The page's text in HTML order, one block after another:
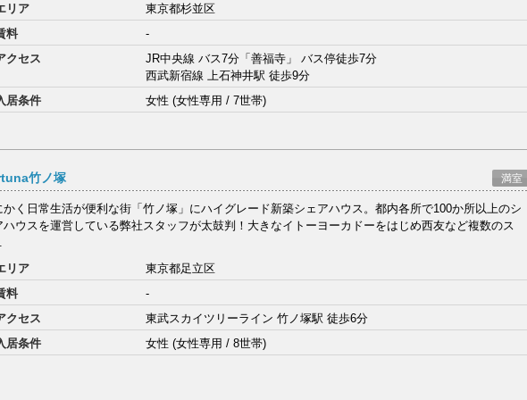
リア
東京都杉並区
料
-
クセス
JR中央線 バス7分「善福寺」 バス停徒歩7分
西武新宿線 上石神井駅 徒歩9分
居条件
女性 (女性専用 / 7世帯)
竹ノ塚 満室
かく日常生活が便利な街「竹ノ塚」にハイグレード新築シェアハウス。都内各所で100か所以上のシ
ハウスを運営している弊社スタッフが太鼓判！大きなイトーヨーカドーをはじめ西友など複数のス
リア
東京都足立区
料
-
クセス
東武スカイツリーライン 竹ノ塚駅 徒歩6分
居条件
女性 (女性専用 / 8世帯)